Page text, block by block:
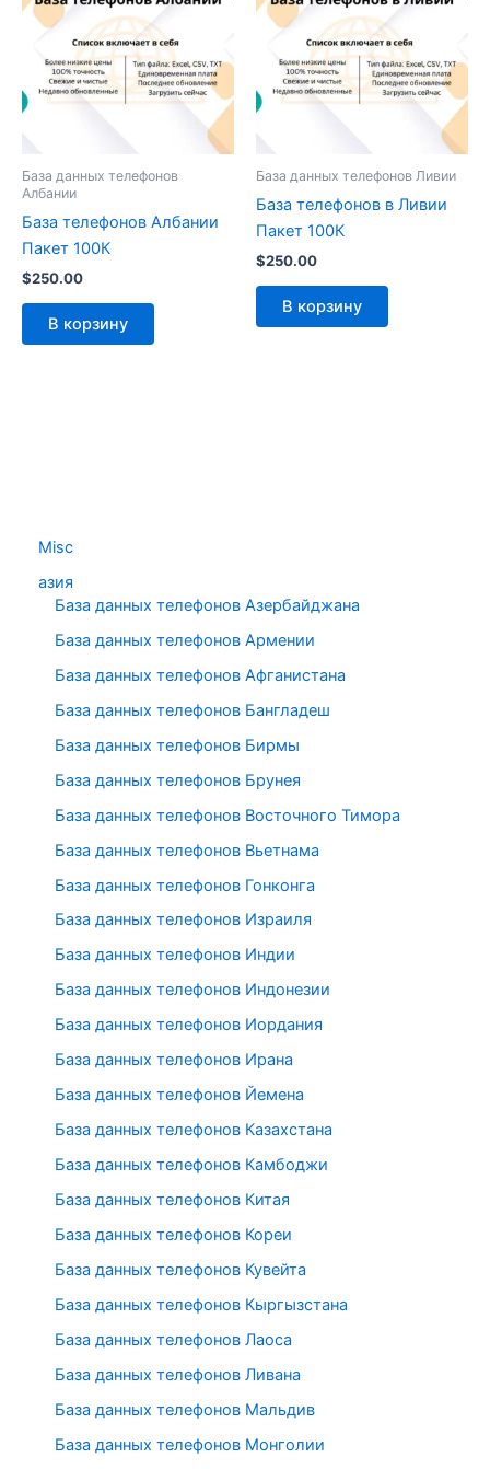
Misc
азия
База данных телефонов Азербайджана
База данных телефонов Армении
База данных телефонов Афганистана
База данных телефонов Бангладеш
База данных телефонов Бирмы
База данных телефонов Брунея
База данных телефонов Восточного Тимора
База данных телефонов Вьетнама
База данных телефонов Гонконга
База данных телефонов Израиля
База данных телефонов Индии
База данных телефонов Индонезии
База данных телефонов Иордания
База данных телефонов Ирана
База данных телефонов Йемена
База данных телефонов Казахстана
База данных телефонов Камбоджи
База данных телефонов Китая
База данных телефонов Кореи
База данных телефонов Кувейта
База данных телефонов Кыргызстана
База данных телефонов Лаоса
База данных телефонов Ливана
База данных телефонов Мальдив
База данных телефонов Монголии
База данных телефонов
Албании
База телефонов Албании
Пакет 100К
$250.00
В корзину
База данных телефонов Ливии
База телефонов в Ливии
Пакет 100К
$250.00
В корзину